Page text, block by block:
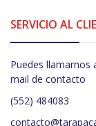
SERVICIO AL
Puedes llamarnos
mail de contacto
(552) 484083